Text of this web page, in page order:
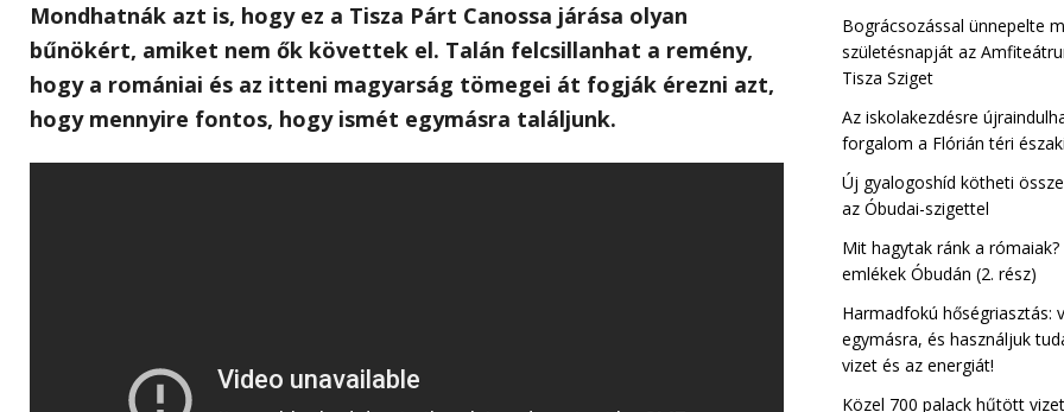
Mondhatnák azt is, hogy ez a Tisza Párt Canossa járása olyan
bűnökért, amiket nem ők követtek el. Talán felcsillanhat a remény,
hogy a romániai és az itteni magyarság tömegei át fogják érezni azt,
hogy mennyire fontos, hogy ismét egymásra találjunk.
Bográcsozással ünnepelte
születésnapját az
Tisza Sziget
Az iskolakezdésre
forgalom a Flórián téri
Új gyalogoshíd kötheti
az Óbudai-szigettel
Mit hagytak ránk a rómaiak?
emlékek Óbudán (2. rész)
Harmadfokú hőségriasztás:
egymásra, és használjuk
vizet és az energiát!
Közel 700 palack hűtött
Bibó István
Csillaghegy-
III. kerület